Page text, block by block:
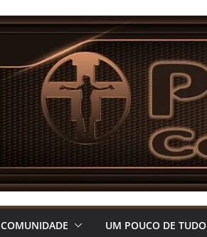
COMUNIDADE UM POUCO DE TUDO